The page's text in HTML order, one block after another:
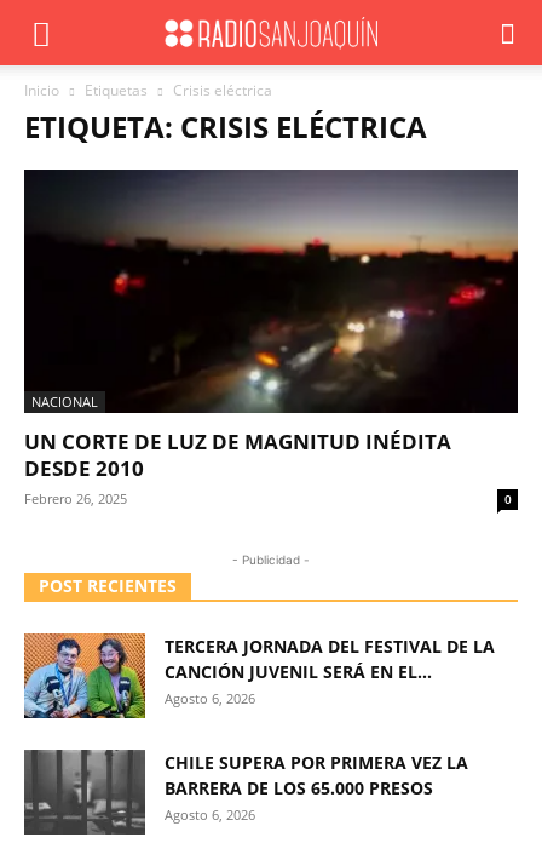
Inicio Etiquetas Crisis eléctrica
ETIQUETA: CRISIS ELÉCTRICA
NACIONAL
UN CORTE DE LUZ DE MAGNITUD INÉDITA
DESDE 2010
Febrero 26, 2025 0
- Publicidad -
POST RECIENTES
TERCERA JORNADA DEL FESTIVAL DE LA
CANCIÓN JUVENIL SERÁ EN EL...
Agosto 6, 2026
CHILE SUPERA POR PRIMERA VEZ LA
BARRERA DE LOS 65.000 PRESOS
Agosto 6, 2026